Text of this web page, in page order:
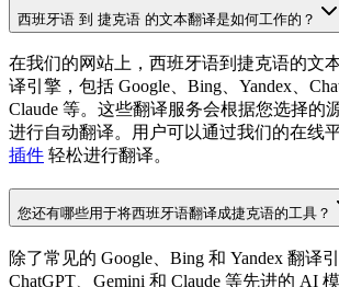
西班牙语 到 捷克语 的文本翻译是如何工作的？
在我们的网站上，西班牙语到捷克语的文
译引擎，包括 Google、Bing、Yandex、
Claude 等。这些翻译服务会根据您选择的
进行自动翻译。用户可以通过我们的在线
插件 轻松进行翻译。
您还有哪些用于将西班牙语翻译成捷克语的工具？
除了常见的 Google、Bing 和 Yandex 翻译
ChatGPT、Gemini 和 Claude 等先进的 AI